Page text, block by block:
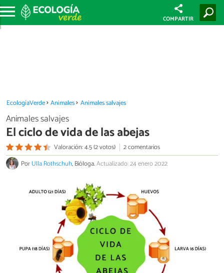
COMPARTIR
EcologíaVerde Animales Animales salvajes
Animales salvajes
El ciclo de vida de las abejas
Valoración: 4.5 (2 votos)
2 comentarios
PorUlla Rothschuh, Bióloga.Actualizado: 24 enero 2022